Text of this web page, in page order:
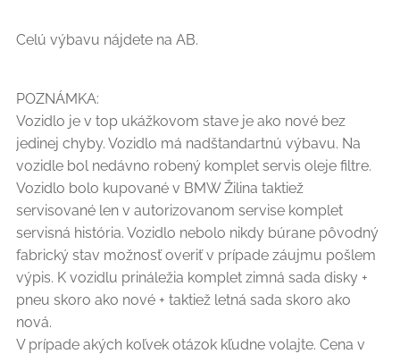
Celú výbavu nájdete na AB.
POZNÁMKA:
Vozidlo je v top ukážkovom stave je ako nové bez
jedinej chyby. Vozidlo má nadštandartnú výbavu. Na
vozidle bol nedávno robený komplet servis oleje filtre.
Vozidlo bolo kupované v BMW Žilina taktiež
servisované len v autorizovanom servise komplet
servisná história. Vozidlo nebolo nikdy búrane pôvodný
fabrický stav možnosť overiť v prípade záujmu pošlem
výpis. K vozidlu prináležia komplet zimná sada disky +
pneu skoro ako nové + taktiež letná sada skoro ako
nová.
V prípade akých koľvek otázok kľudne volajte. Cena v